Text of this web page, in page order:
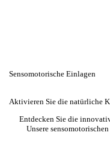
Sensomotorische Einlagen
Aktivieren Sie die natürliche
Entdecken Sie die
Unsere